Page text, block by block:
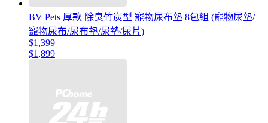
BV Pets 厚款 除臭竹炭型 寵物尿布墊 8包組 (寵物尿墊/
寵物尿布/尿布墊/尿墊/尿片)
$1,399
$1,899